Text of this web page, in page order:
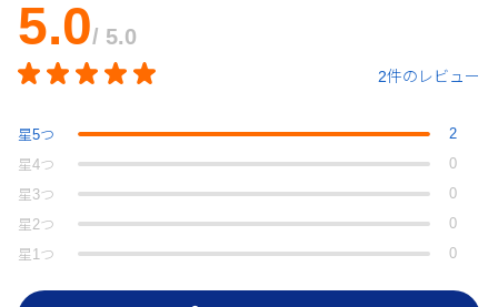
5.0/ 5.0
2件のレビュー
星5つ
2
星4つ
0
星 3つ
0
星 2つ
0
星 1つ 0